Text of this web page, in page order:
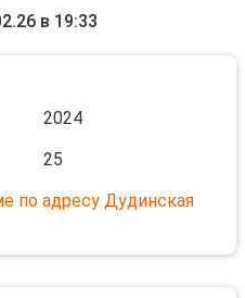
в 19:33
2024
25
по адресу Дудинская